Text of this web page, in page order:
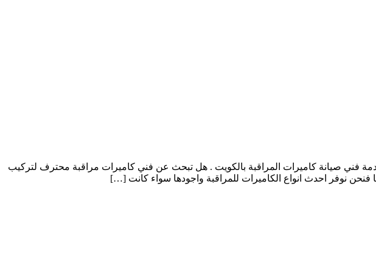
90905153 فني صيانة كاميرات مراقبة بالكويت 90905153. نقدم لكم اليوم خدمة فني صيانة كاميرات المراقبة بالكويت . هل تبحث عن فني كاميرات مراقبة محترف لتركيب
فنحن نوفر احدث انواع الكاميرات للمراقبة واجودها سواء كانت […]